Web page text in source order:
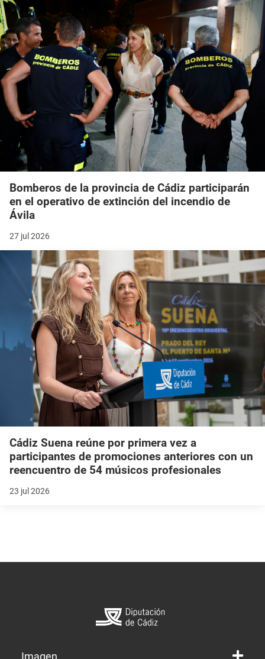
Bomberos de la provincia de Cádiz participarán
en el operativo de extinción del incendio de
Ávila
27 jul 2026
Cádiz Suena reúne por primera vez a
participantes de promociones anteriores con un
reencuentro de 54 músicos profesionales
23 jul 2026
Imagen